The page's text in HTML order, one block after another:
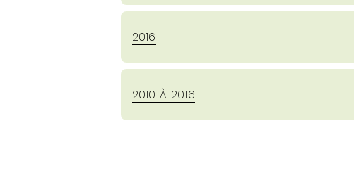
2016
2010 À 2016